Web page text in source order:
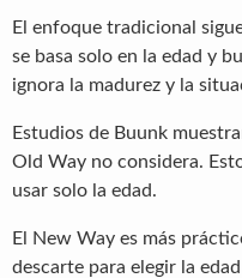
El enfoque tradicional
se basa solo en la edad y
ignora la madurez y la
Estudios de Buunk
Old Way no considera.
usar solo la edad.
El New Way es más
descarte para elegir la